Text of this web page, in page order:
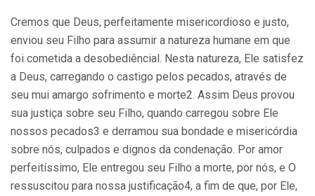
Cremos que Deus, perfeitamente misericordioso e justo,
enviou seu Filho para assumir a natureza humane em que
foi cometida a desobediêncial. Nesta natureza, Ele satisfez
a Deus, carregando o castigo pelos pecados, através de
seu mui amargo sofrimento e morte2. Assim Deus provou
sua justiça sobre seu Filho, quando carregou sobre Ele
nossos pecados3 e derramou sua bondade e misericórdia
sobre nós, culpados e dignos da condenação. Por amor
perfeitíssimo, Ele entregou seu Filho a morte, por nós, e O
ressuscitou para nossa justificação4, a fim de que, por Ele,